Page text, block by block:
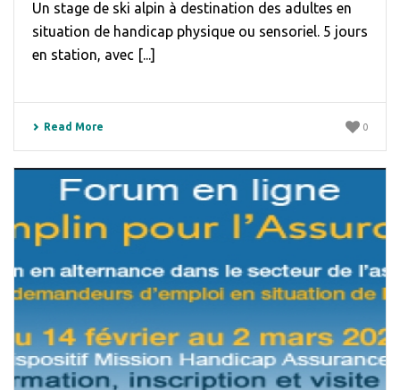
Un stage de ski alpin à destination des adultes en
situation de handicap physique ou sensoriel. 5 jours
en station, avec [...]
Read More 0